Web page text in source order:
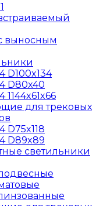
выносным
D100x134
D80x40
1144x61x66
для трековых
D75x118
D89x89
светильники